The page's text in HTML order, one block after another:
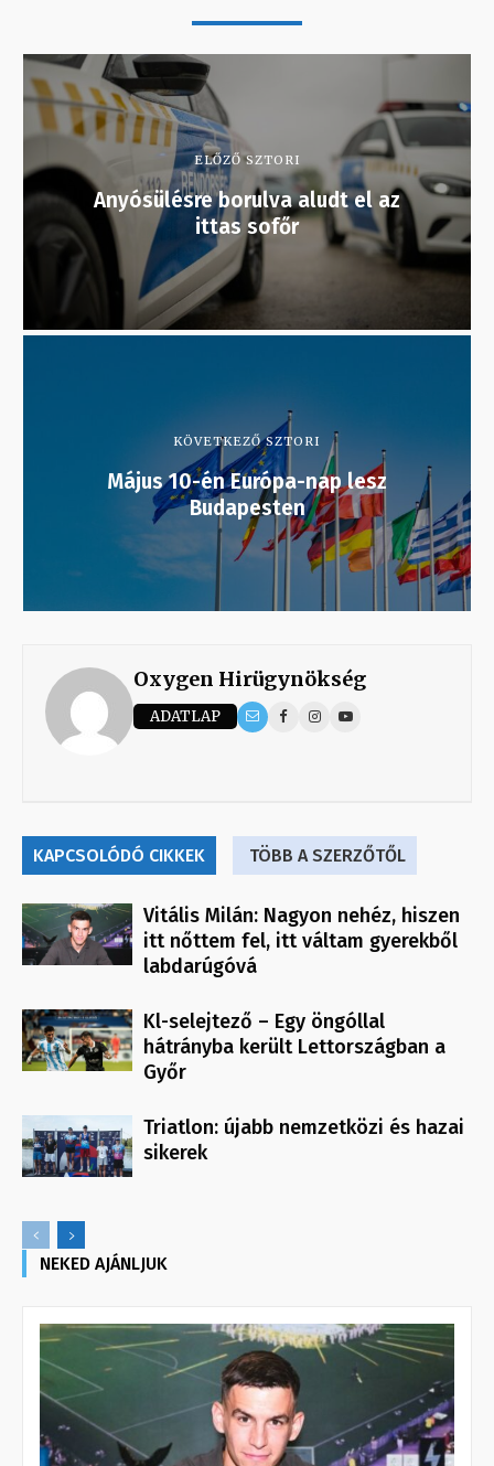
ELŐZŐ SZTORI
Anyósülésre borulva aludt el az
ittas sofőr
KÖVETKEZŐ SZTORI
Május 10-én Európa-nap lesz
Budapesten
Oxygen Hirügynökség
ADATLAP
KAPCSOLÓDÓ CIKKEK TÖBB A SZERZŐTŐL
Vitális Milán: Nagyon nehéz, hiszen
itt nőttem fel, itt váltam gyerekből
labdarúgóvá
Kl-selejtező – Egy öngóllal
hátrányba került Lettországban a
Győr
Triatlon: újabb nemzetközi és hazai
sikerek
NEKED AJÁNLJUK